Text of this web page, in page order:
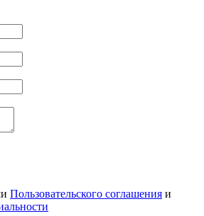
Пользовательского соглашения и